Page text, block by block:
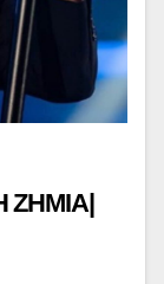
ΖΗΜΙΑ|